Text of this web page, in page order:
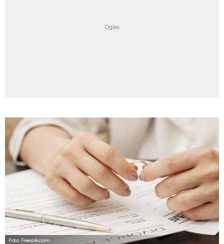
Foto: Freepik.com